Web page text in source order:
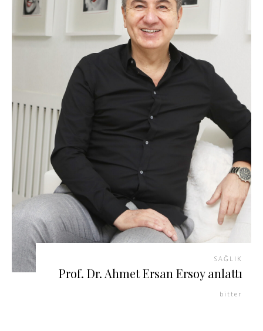
SAĞLIK
Prof. Dr. Ahmet Ersan Ersoy anlattı
bitter